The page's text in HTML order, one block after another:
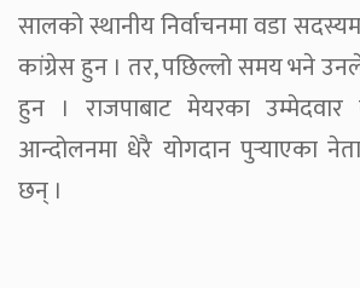
सालको स्थानीय निर्वाचनमा वडा
कांग्रेस हुन । तर, पछिल्लो समय भने
हुन । राजपाबाट मेयरका
आन्दोलनमा धेरै योगदान पुर्‍याएका
छन् ।